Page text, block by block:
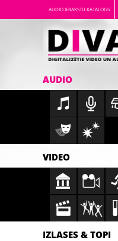
AUDIO IERAKSTU KATALOGS
AUDIO
VIDEO
IZLASES & TOPI